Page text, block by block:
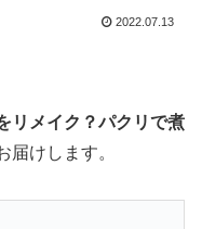
2022.07.13
リメイク？パクリで煮
届けします。